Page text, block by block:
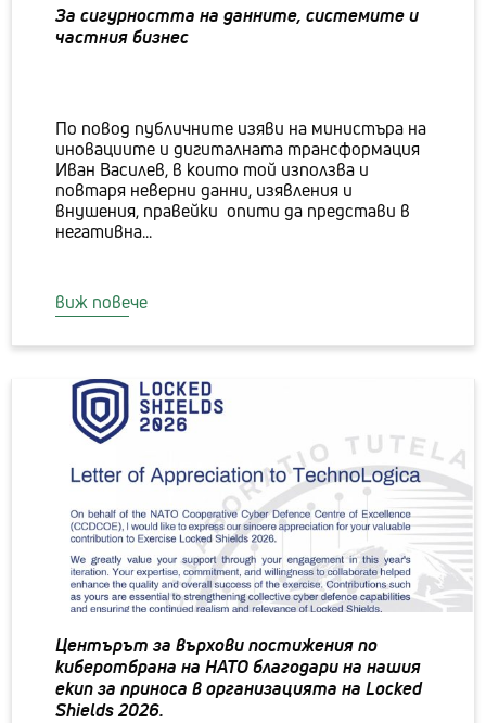
За сигурността на данните, системите и
частния бизнес
По повод публичните изяви на министъра на
иновациите и дигиталната трансформация
Иван Василев, в които той използва и
повтаря неверни данни, изявления и
внушения, правейки опити да представи в
негативна...
виж повече
Центърът за върхови постижения по
киберотбрана на НАТО благодари на нашия
екип за приноса в организацията на Locked
Shields 2026.